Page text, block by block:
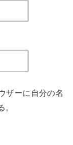
ザーに自分の名